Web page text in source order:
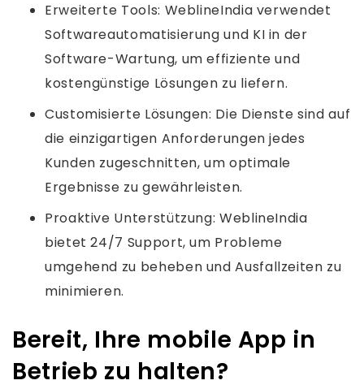
Erweiterte Tools: WeblineIndia verwendet
Softwareautomatisierung und KI in der
Software-Wartung, um effiziente und
kostengünstige Lösungen zu liefern.
Customisierte Lösungen: Die Dienste sind auf
die einzigartigen Anforderungen jedes
Kunden zugeschnitten, um optimale
Ergebnisse zu gewährleisten.
Proaktive Unterstützung: WeblineIndia
bietet 24/7 Support, um Probleme
umgehend zu beheben und Ausfallzeiten zu
minimieren.
Bereit, Ihre mobile App in
Betrieb zu halten?